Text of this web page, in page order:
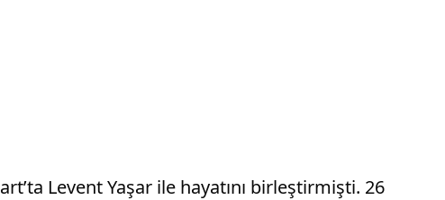
Levent Yaşar ile hayatını birleştirmişti. 26